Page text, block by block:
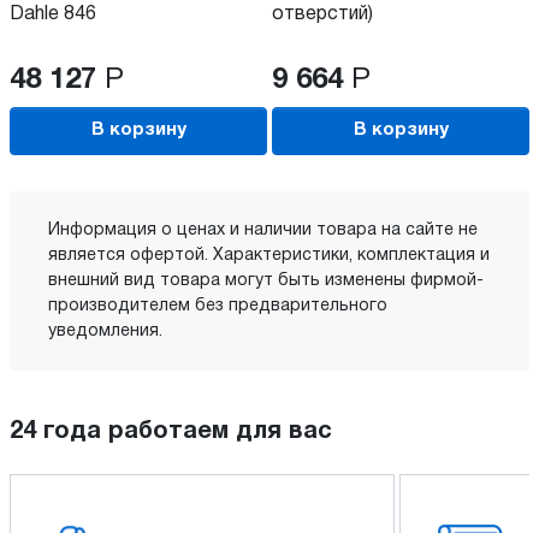
Dahle 846
48 127 Р
В корзину
отверстий)
9 664 Р
В корзину
Информация о ценах и наличии товара на сайте не
является офертой. Характеристики, комплектация и
внешний вид товара могут быть изменены фирмой-
производителем без предварительного
уведомления.
24 года работаем для вас